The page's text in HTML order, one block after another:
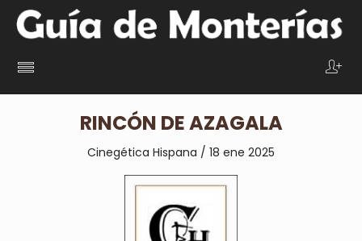
RINCÓN DE AZAGALA
Cinegética Hispana / 18 ene 2025